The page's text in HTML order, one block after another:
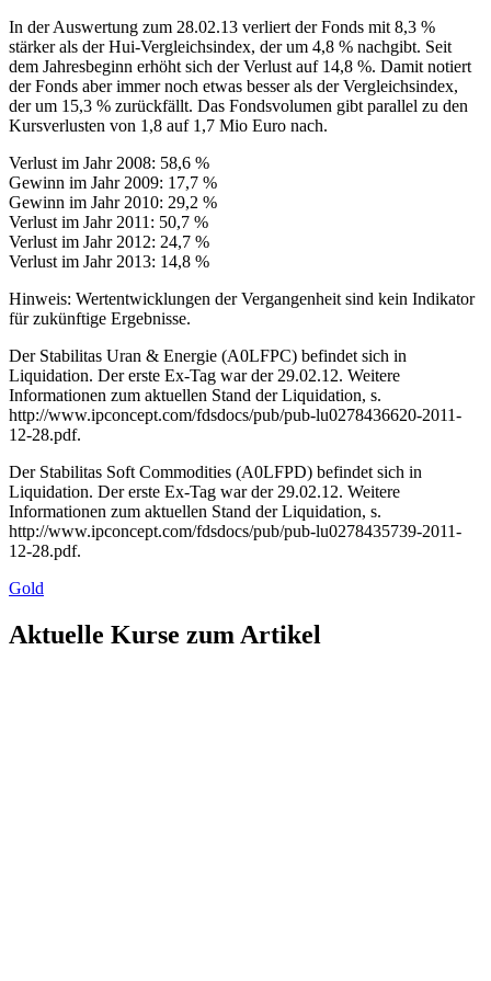
In der Auswertung zum 28.02.13 verliert der Fonds mit 8,3 %
stärker als der Hui-Vergleichsindex, der um 4,8 % nachgibt. Seit
dem Jahresbeginn erhöht sich der Verlust auf 14,8 %. Damit notiert
der Fonds aber immer noch etwas besser als der Vergleichsindex,
der um 15,3 % zurückfällt. Das Fondsvolumen gibt parallel zu den
Kursverlusten von 1,8 auf 1,7 Mio Euro nach.
Verlust im Jahr 2008: 58,6 %
Gewinn im Jahr 2009: 17,7 %
Gewinn im Jahr 2010: 29,2 %
Verlust im Jahr 2011: 50,7 %
Verlust im Jahr 2012: 24,7 %
Verlust im Jahr 2013: 14,8 %
Hinweis: Wertentwicklungen der Vergangenheit sind kein Indikator
für zukünftige Ergebnisse.
Der Stabilitas Uran & Energie (A0LFPC) befindet sich in
Liquidation. Der erste Ex-Tag war der 29.02.12. Weitere
Informationen zum aktuellen Stand der Liquidation, s.
http://www.ipconcept.com/fdsdocs/pub/pub-lu0278436620-2011-
12-28.pdf.
Der Stabilitas Soft Commodities (A0LFPD) befindet sich in
Liquidation. Der erste Ex-Tag war der 29.02.12. Weitere
Informationen zum aktuellen Stand der Liquidation, s.
http://www.ipconcept.com/fdsdocs/pub/pub-lu0278435739-2011-
12-28.pdf.
Gold
Aktuelle Kurse zum Artikel